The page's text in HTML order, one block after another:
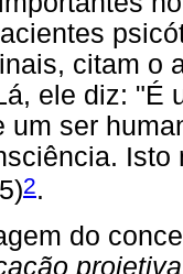
citam o
ele diz: "É
um ser
2.
do
projetiva